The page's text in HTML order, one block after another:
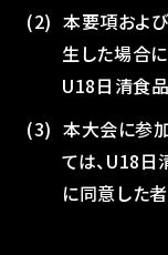
本要項およ
生した場合
U18日清食
本大会に参
ては、U18
に同意した者